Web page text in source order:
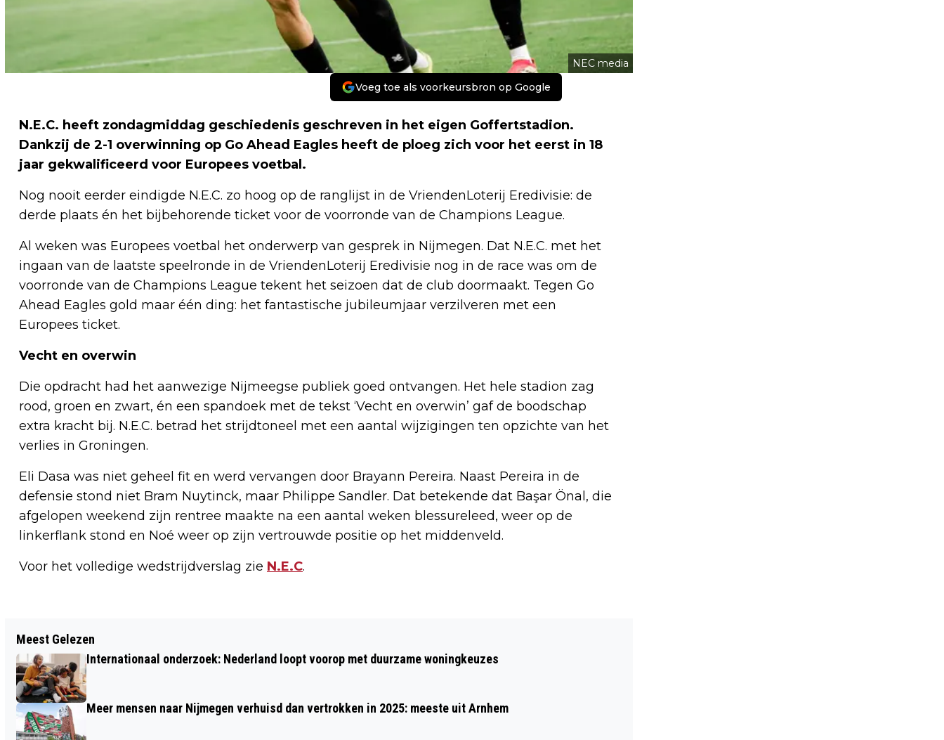
NEC media
Voeg toe als voorkeursbron op Google
N.E.C. heeft zondagmiddag geschiedenis geschreven in het eigen Goffertstadion.
Dankzij de 2-1 overwinning op Go Ahead Eagles heeft de ploeg zich voor het eerst in 18
jaar gekwalificeerd voor Europees voetbal.
Nog nooit eerder eindigde N.E.C. zo hoog op de ranglijst in de VriendenLoterij Eredivisie: de
derde plaats én het bijbehorende ticket voor de voorronde van de Champions League.
Al weken was Europees voetbal het onderwerp van gesprek in Nijmegen. Dat N.E.C. met het
ingaan van de laatste speelronde in de VriendenLoterij Eredivisie nog in de race was om de
voorronde van de Champions League tekent het seizoen dat de club doormaakt. Tegen Go
Ahead Eagles gold maar één ding: het fantastische jubileumjaar verzilveren met een
Europees ticket.
Vecht en overwin
Die opdracht had het aanwezige Nijmeegse publiek goed ontvangen. Het hele stadion zag
rood, groen en zwart, én een spandoek met de tekst ‘Vecht en overwin’ gaf de boodschap
extra kracht bij. N.E.C. betrad het strijdtoneel met een aantal wijzigingen ten opzichte van het
verlies in Groningen.
Eli Dasa was niet geheel fit en werd vervangen door Brayann Pereira. Naast Pereira in de
defensie stond niet Bram Nuytinck, maar Philippe Sandler. Dat betekende dat Başar Önal, die
afgelopen weekend zijn rentree maakte na een aantal weken blessureleed, weer op de
linkerflank stond en Noé weer op zijn vertrouwde positie op het middenveld.
Voor het volledige wedstrijdverslag zie N.E.C.
NIJMEGEN STELT REGELS OP VOOR
VEILIG GEBRUIK VAN AI
NEDERLANDS OPENLUCHTMUSEUM
Meest Gelezen
Internationaal onderzoek: Nederland loopt voorop met duurzame woningkeuzes
Meer mensen naar Nijmegen verhuisd dan vertrokken in 2025: meeste uit Arnhem